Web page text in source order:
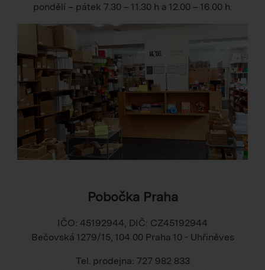
pondělí – pátek 7.30 – 11.30 h a 12.00 – 16.00 h
Pobočka Praha
IČO: 45192944, DIČ: CZ45192944
Bečovská 1279/15, 104 00 Praha 10 - Uhřiněves
Tel. prodejna: 727 982 833